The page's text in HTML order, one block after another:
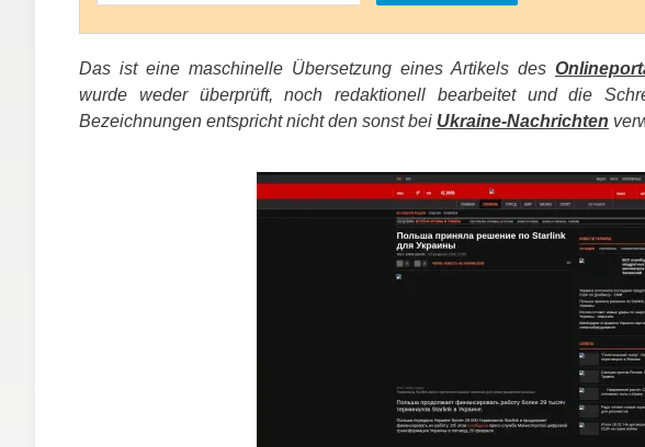
Das ist eine maschinelle Übersetzung eines Artikels des
wurde weder überprüft, noch redaktionell bearbeitet und die
Bezeichnungen entspricht nicht den sonst bei Ukraine-Nachrichten